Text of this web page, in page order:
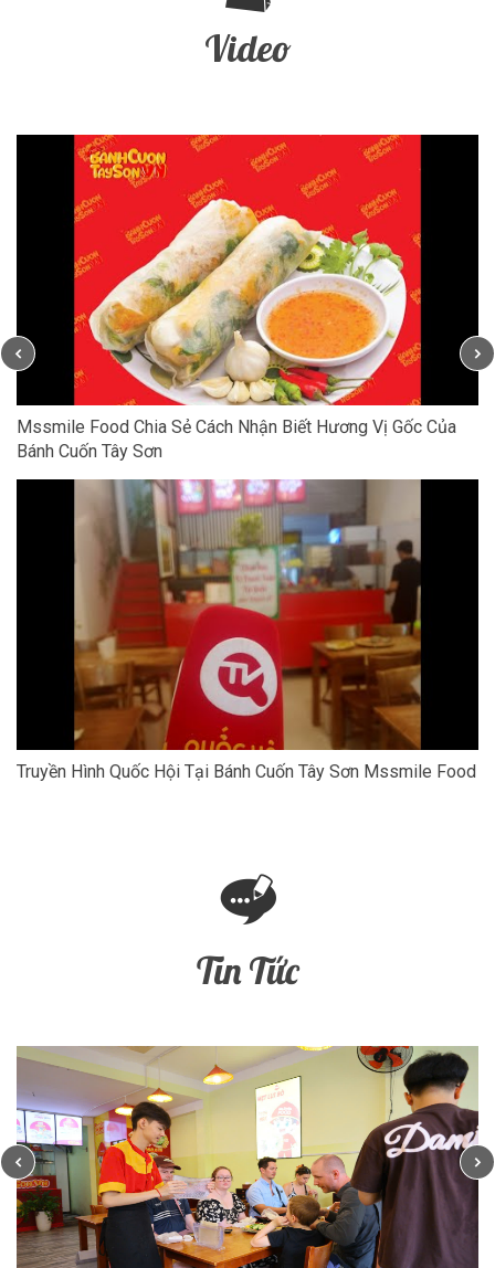
Video
Mssmile Food Chia Sẻ Cách Nhận Biết Hương Vị Gốc Của
Bánh Cuốn Tây Sơn
Truyền Hình Quốc Hội Tại Bánh Cuốn Tây Sơn Mssmile Food
Tin Tức